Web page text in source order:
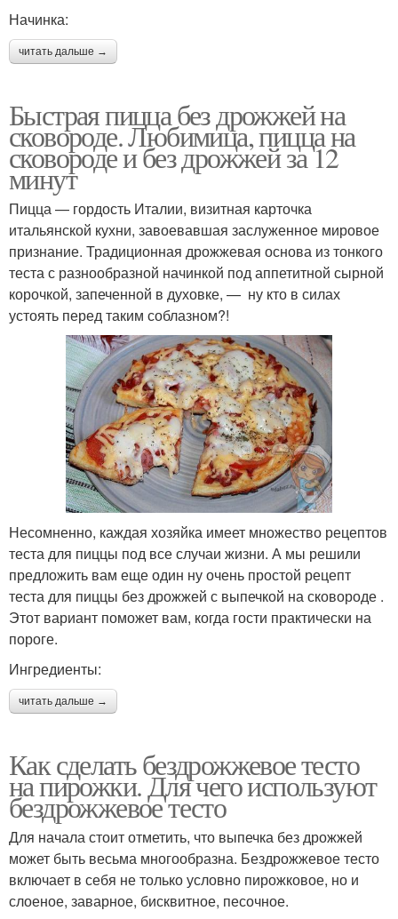
Начинка:
читать дальше →
Быстрая пицца без дрожжей на
сковороде. Любимица, пицца на
сковороде и без дрожжей за 12
минут
Пицца — гордость Италии, визитная карточка
итальянской кухни, завоевавшая заслуженное мировое
признание. Традиционная дрожжевая основа из тонкого
теста с разнообразной начинкой под аппетитной сырной
корочкой, запеченной в духовке, — ну кто в силах
устоять перед таким соблазном?!
Несомненно, каждая хозяйка имеет множество рецептов
теста для пиццы под все случаи жизни. А мы решили
предложить вам еще один ну очень простой рецепт
теста для пиццы без дрожжей с выпечкой на сковороде .
Этот вариант поможет вам, когда гости практически на
пороге.
Ингредиенты:
читать дальше →
Как сделать бездрожжевое тесто
на пирожки. Для чего используют
бездрожжевое тесто
Для начала стоит отметить, что выпечка без дрожжей
может быть весьма многообразна. Бездрожжевое тесто
включает в себя не только условно пирожковое, но и
слоеное, заварное, бисквитное, песочное.